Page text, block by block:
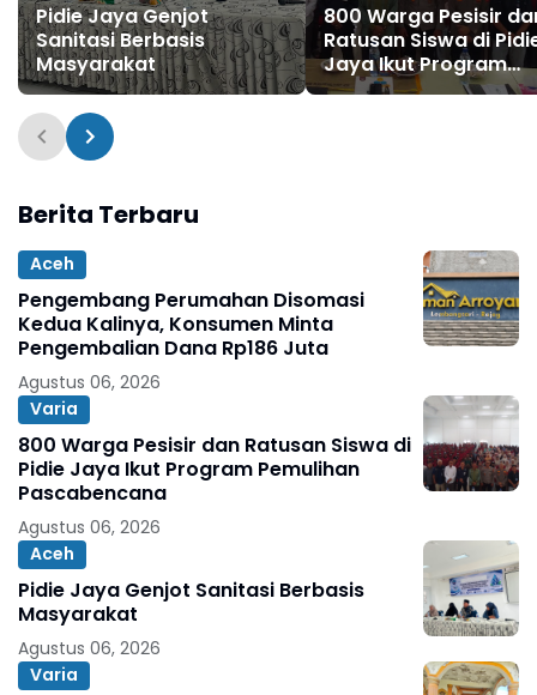
Pidie Jaya Genjot
Sanitasi Berbasis
Masyarakat
800 Warga Pesisir
Ratusan Siswa di
Jaya Ikut Program
Pemulihan
Berita Terbaru
Aceh
Pengembang Perumahan Disomasi
Kedua Kalinya, Konsumen Minta
Pengembalian Dana Rp186 Juta
Agustus 06, 2026
Varia
800 Warga Pesisir dan Ratusan Siswa di
Pidie Jaya Ikut Program Pemulihan
Pascabencana
Agustus 06, 2026
Aceh
Pidie Jaya Genjot Sanitasi Berbasis
Masyarakat
Agustus 06, 2026
Varia